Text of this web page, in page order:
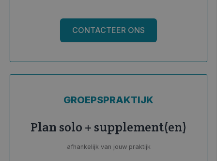
CONTACTEER ONS
GROEPSPRAKTIJK
Plan solo + supplement(en)
afhankelijk van jouw praktijk